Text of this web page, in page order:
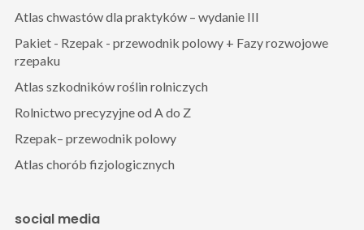
Atlas chwastów dla praktyków – wydanie III
Pakiet - Rzepak - przewodnik polowy + Fazy rozwojowe
rzepaku
Atlas szkodników roślin rolniczych
Rolnictwo precyzyjne od A do Z
Rzepak– przewodnik polowy
Atlas chorób fizjologicznych
social media